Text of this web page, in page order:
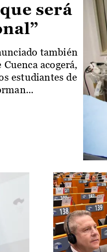
será
también
acogerá,
estudiantes de